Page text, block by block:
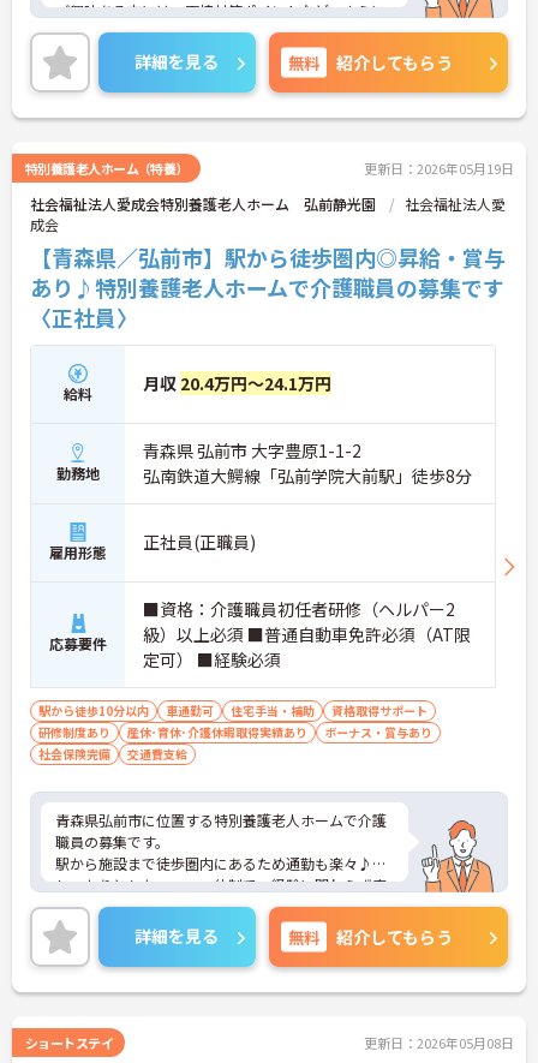
ご興味ある方には、面接対策ポイントなど、さらに
詳細をお話しいたしますのでお気軽にご相談くださ
い！
詳細を見る 無料 紹介してもらう
特別養護老人ホーム（特養） 更新日：2026年05月19日
社会福祉法人愛成会特別養護老人ホーム 弘前静光園
社会福祉法人愛
成会
【青森県／弘前市】駅から徒歩圏内◎昇給・賞与
あり♪特別養護老人ホームで介護職員の募集です
〈正社員〉
給料 月収 20.4万円～24.1万円
勤務地
青森県 弘前市 大字豊原1-1-2
弘南鉄道大鰐線「弘前学院大前駅」徒歩8分
雇用形態 正社員(正職員)
応募要件
■資格：介護職員初任者研修（ヘルパー2
級）以上必須 ■普通自動車免許必須（AT限
定可） ■経験必須
駅から徒歩10分以内 車通勤可 住宅手当・補助
資格取得サポート
研修制度あり
産休･育休･介護休暇取得実績あり
ボーナス・賞与あり
社会保険完備
交通費支給
青森県弘前市に位置する特別養護老人ホームで介護
職員の募集です。
駅から施設まで徒歩圏内にあるため通勤も楽々♪
しっかりとしたフォロー体制で、経験に関わらず安
心してスタートできます。また資格取得支援制度も
あり、働きながらスキルアップもできます！昇給、
賞与があり、さらに各種手当も充実しているのは嬉
しいポイントです◎
こちらの求人にご興味がございましたら面接のポイ
ます。
詳細を見る 無料 紹介してもらう
ショートステイ 更新日：2026年05月08日